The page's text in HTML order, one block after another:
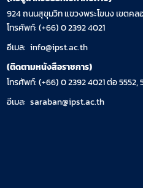
924 ถนนสุขุมวิท แขวงพระโขนง เขตคล
โทรศัพท์: (+66) 0 2392 4021
อีเมล: info@ipst.ac.th
(ติดตามหนังสือราชการ)
โทรศัพท์: (+66) 0 2392 4021 ต่อ 5552,
อีเมล: saraban@ipst.ac.th